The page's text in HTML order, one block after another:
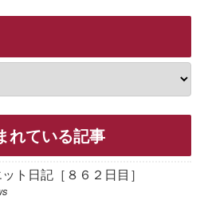
れている記事
ト日記［８６２日目］